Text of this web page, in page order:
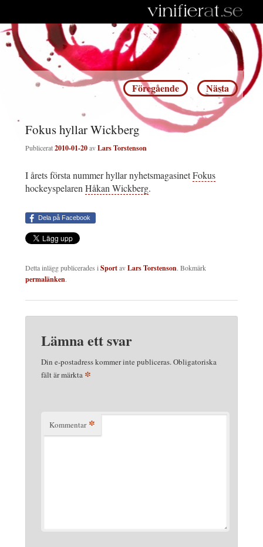
Inläggsnavigering
Föregående Nästa
Fokus hyllar Wickberg
Publicerat2010-01-20avLars Torstenson
I årets första nummer hyllar nyhetsmagasinetFokus
hockeyspelarenHåkan Wickberg.
Dela på Facebook
Detta inlägg publicerades iSportavLars Torstenson. Bokmärk
permalänken.
Lämna ett svar
Din e-postadress kommer inte publiceras.Obligatoriska
fält är märkta *
Kommentar *